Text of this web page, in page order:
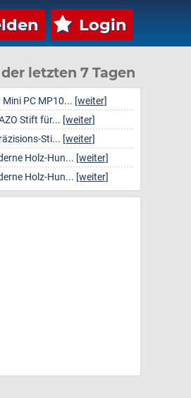
Login
letzten 7 Tagen
Mini PC MP10... [weiter]
Stift für... [weiter]
Sti... [weiter]
Holz-Hun... [weiter]
Holz-Hun... [weiter]